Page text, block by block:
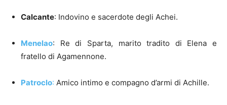
Calcante: Indovino e sacerdote degli Achei.
Menelao: Re di Sparta, marito tradito di Elena e
fratello di Agamennone.
Patroclo: Amico intimo e compagno d’armi di Achille.